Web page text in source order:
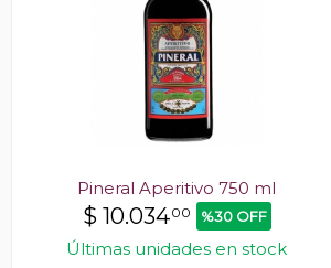
Pineral Aperitivo 750 ml
$ 10.03400 %30 OFF
Últimas unidades en stock